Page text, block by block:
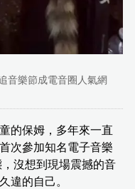
音樂節成電音圈人氣網
的保姆，多年來一直
次參加知名電子音樂
沒想到現場震撼的音
違的自己。